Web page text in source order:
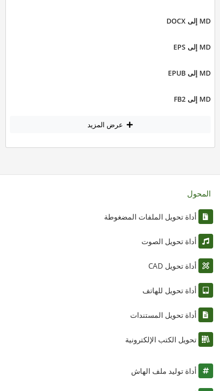
MD إلى DOCX
MD إلى EPS
MD إلى EPUB
MD إلى FB2
عرض المزيد
المحول
أداة تحويل الملفات المضغوطة
أداة تحويل الصوت
أداة تحويل CAD
أداة تحويل للهاتف
أداة تحويل المستندات
تحويل الكتب الإلكترونية
أداة توليد ملف الهاش